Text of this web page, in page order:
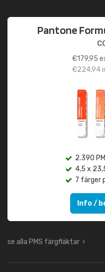
Pantone
€179,95
€224,94
2.390
4,5 x
7 färger
Info /
se alla PMS färgfläktar